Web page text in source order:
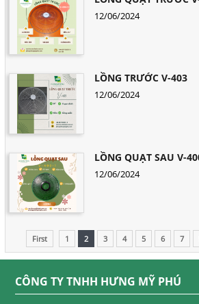
12/06/2024
LỒNG TRƯỚC V-403
12/06/2024
LỒNG QUẠT SAU V-
12/06/2024
First 1 2 3 4 5 6 7
CÔNG TY TNHH HƯNG MỸ PHÚ